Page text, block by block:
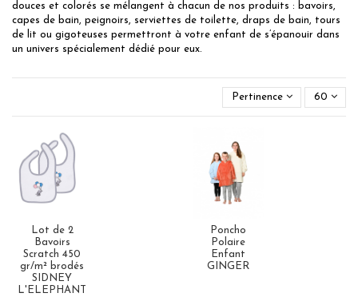
douces et colorés se mélangent à chacun de nos produits : bavoirs,
capes de bain, peignoirs, serviettes de toilette, draps de bain, tours
de lit ou gigoteuses permettront à votre enfant de s’épanouir dans
un univers spécialement dédié pour eux.
Pertinence 60
Lot de 2
Bavoirs
Scratch 450
gr/m² brodés
SIDNEY
L'ELEPHANT
Poncho
Polaire
Enfant
GINGER